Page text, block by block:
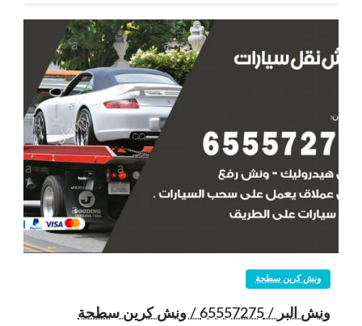
ونش كرين سطحة
ونش البر / 65557275 / ونش كرين سطحة